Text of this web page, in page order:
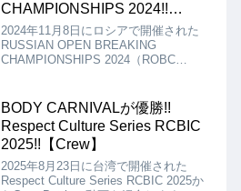
CHAMPIONSHIPS 2024!!
【Bboy Solo】
2024年11月8日にロシアで開催された
RUSSIAN OPEN BREAKING
CHAMPIONSHIPS 2024（ROBC
なりましたが、結果は、Bumblebeeが優
勝となりました!!
BODY CARNIVALが優勝!!
Respect Culture Series RCBIC
2025!!【Crew】
2025年8月23日に台湾で開催された
Respect Culture Series RCBIC 2025か